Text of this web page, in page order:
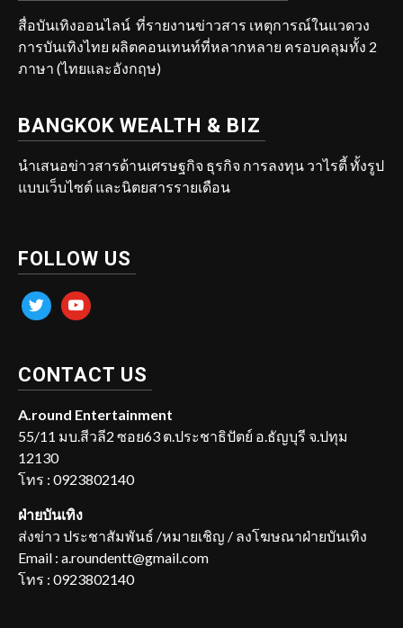
สื่อบันเทิงออนไลน์ ที่รายงานข่าวสาร เหตุการณ์ในแวดวง
การบันเทิงไทย ผลิตคอนเทนท์ที่หลากหลาย ครอบคลุมทั้ง 2
ภาษา (ไทยและอังกฤษ)
BANGKOK WEALTH & BIZ
นำเสนอข่าวสารด้านเศรษฐกิจ ธุรกิจ การลงทุน วาไรตี้ ทั้งรูป
แบบเว็บไซต์ และนิตยสารรายเดือน
FOLLOW US
twitter youtube
CONTACT US
A.round Entertainment
55/11 มบ.สีวลี2 ซอย63 ต.ประชาธิปัตย์ อ.ธัญบุรี จ.ปทุม
12130
โทร : 0923802140
ฝ่ายบันเทิง
ส่งข่าว ประชาสัมพันธ์ /หมายเชิญ / ลงโฆษณาฝ่ายบันเทิง
Email : a.roundentt@gmail.com
โทร : 0923802140